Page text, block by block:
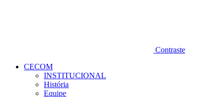
Contraste
CECOM
INSTITUCIONAL
História
Equipe